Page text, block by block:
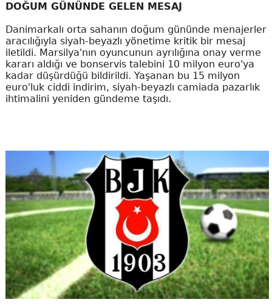
DOĞUM GÜNÜNDE GELEN MESAJ
Danimarkalı orta sahanın doğum gününde menajerler
aracılığıyla siyah-beyazlı yönetime kritik bir mesaj
iletildi. Marsilya'nın oyuncunun ayrılığına onay verme
kararı aldığı ve bonservis talebini 10 milyon euro'ya
kadar düşürdüğü bildirildi. Yaşanan bu 15 milyon
euro'luk ciddi indirim, siyah-beyazlı camiada pazarlık
ihtimalini yeniden gündeme taşıdı.